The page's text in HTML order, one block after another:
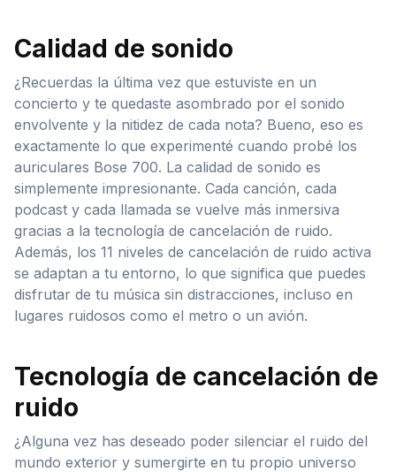
Calidad de sonido
¿Recuerdas la última vez que estuviste en un
concierto y te quedaste asombrado por el sonido
envolvente y la nitidez de cada nota? Bueno, eso es
exactamente lo que experimenté cuando probé los
auriculares Bose 700. La calidad de sonido es
simplemente impresionante. Cada canción, cada
podcast y cada llamada se vuelve más inmersiva
gracias a la tecnología de cancelación de ruido.
Además, los 11 niveles de cancelación de ruido activa
se adaptan a tu entorno, lo que significa que puedes
disfrutar de tu música sin distracciones, incluso en
lugares ruidosos como el metro o un avión.
Tecnología de cancelación de
ruido
¿Alguna vez has deseado poder silenciar el ruido del
mundo exterior y sumergirte en tu propio universo